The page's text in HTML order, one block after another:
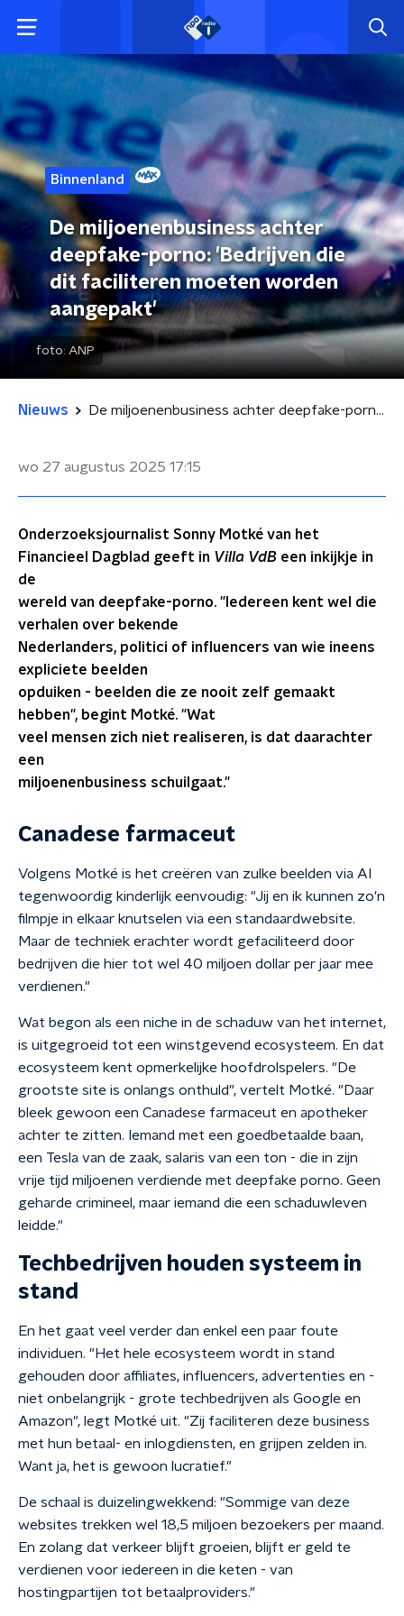
Binnenland
De miljoenenbusiness achter
deepfake-porno: 'Bedrijven die
dit faciliteren moeten worden
aangepakt'
foto: ANP
Nieuws De miljoenenbusiness achter deepfake-porno: 'Bedrijven die dit faciliteren moeten worden aangepakt'
wo 27 augustus 2025 17:15
Onderzoeksjournalist Sonny Motké van het
Financieel Dagblad geeft in Villa VdB een inkijkje in
de
wereld van deepfake-porno. "Iedereen kent wel die
verhalen over bekende
Nederlanders, politici of influencers van wie ineens
expliciete beelden
opduiken - beelden die ze nooit zelf gemaakt
hebben", begint Motké. "Wat
veel mensen zich niet realiseren, is dat daarachter
een
miljoenenbusiness schuilgaat."
Canadese farmaceut
Volgens Motké is het creëren van zulke beelden via AI
tegenwoordig kinderlijk eenvoudig: "Jij en ik kunnen zo'n
filmpje in elkaar knutselen via een standaardwebsite.
Maar de techniek erachter wordt gefaciliteerd door
bedrijven die hier tot wel 40 miljoen dollar per jaar mee
verdienen."
Wat begon als een niche in de schaduw van het internet,
is uitgegroeid tot een winstgevend ecosysteem. En dat
ecosysteem kent opmerkelijke hoofdrolspelers. "De
grootste site is onlangs onthuld", vertelt Motké. "Daar
bleek gewoon een Canadese farmaceut en apotheker
achter te zitten. Iemand met een goedbetaalde baan,
een Tesla van de zaak, salaris van een ton - die in zijn
vrije tijd miljoenen verdiende met deepfake porno. Geen
geharde crimineel, maar iemand die een schaduwleven
leidde."
Techbedrijven houden systeem in
stand
En het gaat veel verder dan enkel een paar foute
individuen. "Het hele ecosysteem wordt in stand
gehouden door affiliates, influencers, advertenties en -
niet onbelangrijk - grote techbedrijven als Google en
Amazon", legt Motké uit. "Zij faciliteren deze business
met hun betaal- en inlogdiensten, en grijpen zelden in.
Want ja, het is gewoon lucratief."
De schaal is duizelingwekkend: "Sommige van deze
websites trekken wel 18,5 miljoen bezoekers per maand.
En zolang dat verkeer blijft groeien, blijft er geld te
verdienen voor iedereen in die keten - van
hostingpartijen tot betaalproviders."